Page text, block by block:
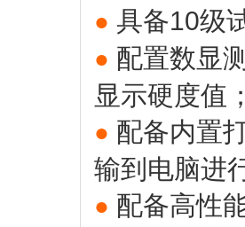
● 具备10级
● 配置数显
显示硬度值
● 配备内置
输到电脑进
● 配备高性